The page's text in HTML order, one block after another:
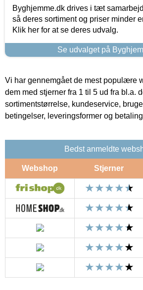
Byghjemme.dk drives i tæt
så deres sortiment og priser minder
Klik her for at se deres udvalg.
Se udvalget på
Vi har gennemgået de mest populære
dem med stjerner fra 1 til 5 ud fra bl.a.
sortimentstørrelse, kundeservice,
betingelser, leveringsformer og
Bedst anmeldte
Webshop Stjerner